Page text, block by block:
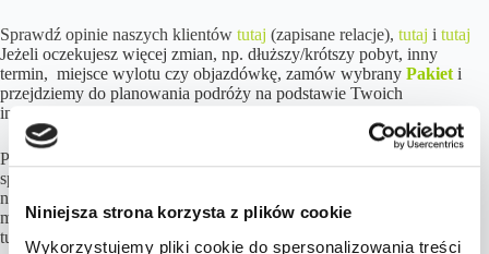
Niniejsza strona korzysta z plików cookie
Wykorzystujemy pliki cookie do spersonalizowania treści
Sprawdź opinie naszych klientów tutaj (zapisane relacje), tutaj i tutaj
Jeżeli oczekujesz więcej zmian, np. dłuższy/krótszy pobyt, inny
termin, miejsce wylotu czy objazdówkę, zamów wybrany Pakiet i
przejdziemy do planowania podróży na podstawie Twoich
indywidualnych preferencji.
Podróż przez trzy kultowe oblicza południowej Tajlandii to idealny
sposób na doświadczenie tego, co w regionie Morza Andamańskiego
najpiękniejsze. Wyprawę rozpoczyna Krabi, które zachwyca
monumentalnymi wapiennymi skałami wyrastającymi prosto z
turkusowej wody oraz ukrytymi wśród dżungli szlakami i legendarną